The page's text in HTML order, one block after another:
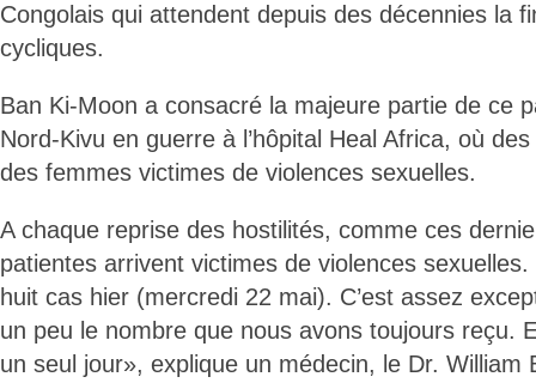
Congolais qui attendent depuis des décennies la
cycliques.
Ban Ki-Moon a consacré la majeure partie de ce
Nord-Kivu en guerre à l’hôpital Heal Africa, où
des femmes victimes de violences sexuelles.
A chaque reprise des hostilités, comme ces
patientes arrivent victimes de violences
huit cas hier (mercredi 22 mai). C’est assez
un peu le nombre que nous avons toujours reçu.
un seul jour», explique un médecin, le Dr. William